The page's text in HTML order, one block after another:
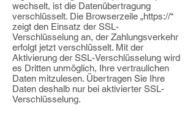
wechselt, ist die Datenübertragung
verschlüsselt. Die Browserzeile „https://“
zeigt den Einsatz der SSL-
Verschlüsselung an, der Zahlungsverkehr
erfolgt jetzt verschlüsselt. Mit der
Aktivierung der SSL-Verschlüsselung wird
es Dritten unmöglich, Ihre vertraulichen
Daten mitzulesen. Übertragen Sie Ihre
Daten deshalb nur bei aktivierter SSL-
Verschlüsselung.